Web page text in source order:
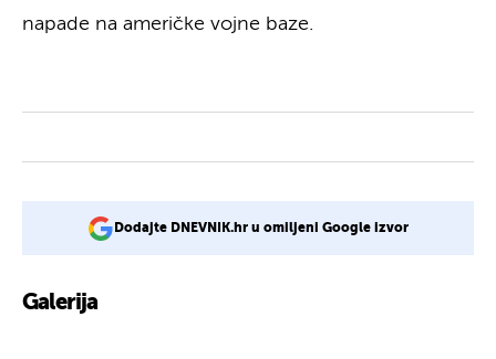
napade na američke vojne baze.
Dodajte DNEVNIK.hr u omiljeni Google izvor
Galerija